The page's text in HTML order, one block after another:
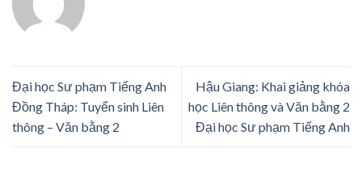
Đại học Sư phạm Tiếng Anh
Đồng Tháp: Tuyển sinh Liên
thông – Văn bằng 2
Hậu Giang: Khai giảng khóa
học Liên thông và Văn bằng 2
Đại học Sư phạm Tiếng Anh